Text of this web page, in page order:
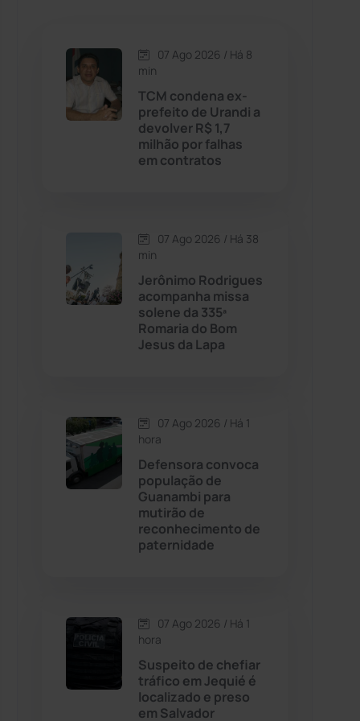
Caetité (1504)
Candiba
Cândido Sales
Caturama
Chapada Diamantina
Cordeiros
Dom Basílio
(1235)
Érico Cardoso
(522)
07 Ago 2026 / Há 8
min
TCM condena ex-
prefeito de Urandi a
devolver R$ 1,7
milhão por falhas
em contratos
07 Ago 2026 / Há 38
min
Jerônimo Rodrigues
acompanha missa
solene da 335ª
Romaria do Bom
Jesus da Lapa
07 Ago 2026 / Há 1
hora
Defensora convoca
população de
Guanambi para
mutirão de
reconhecimento de
paternidade
07 Ago 2026 / Há 1
hora
Suspeito de chefiar
tráfico em Jequié é
localizado e preso
em Salvador